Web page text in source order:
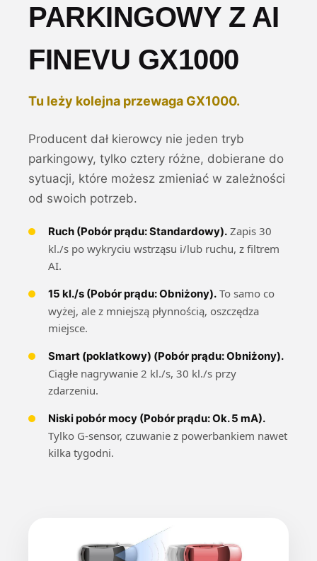
PARKINGOWY Z AI
FINEVU GX1000
Tu leży kolejna przewaga GX1000.
Producent dał kierowcy nie jeden tryb
parkingowy, tylko cztery różne, dobierane do
sytuacji, które możesz zmieniać w zależności
od swoich potrzeb.
Ruch (Pobór prądu: Standardowy). Zapis 30
kl./s po wykryciu wstrząsu i/lub ruchu, z filtrem
AI.
15 kl./s (Pobór prądu: Obniżony). To samo co
wyżej, ale z mniejszą płynnością, oszczędza
miejsce.
Smart (poklatkowy) (Pobór prądu: Obniżony).
Ciągłe nagrywanie 2 kl./s, 30 kl./s przy
zdarzeniu.
Niski pobór mocy (Pobór prądu: Ok. 5 mA).
Tylko G-sensor, czuwanie z powerbankiem nawet
kilka tygodni.